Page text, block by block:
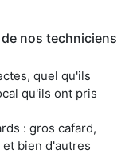
nos techniciens
quel qu'ils
qu'ils ont pris
: gros cafard,
bien d'autres